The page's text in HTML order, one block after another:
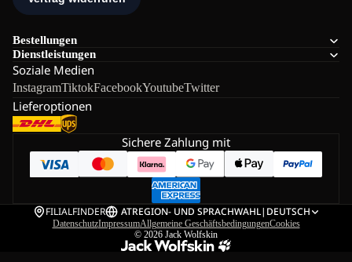
Bestellungen
Dienstleistungen
Soziale Medien
InstagramTiktokFacebookYoutubeTwitter
Lieferoptionen
Sichere Zahlung mit
FILIALFINDER ATREGION- UND SPRACHWAHL| DEUTSCH
DatenschutzImpressumAllgemeine GeschäftsbedingungenCookies
© 2026 Jack Wolfskin